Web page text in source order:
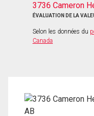
3736 Cameron
ÉVALUATION DE LA
Selon les données du
Canada